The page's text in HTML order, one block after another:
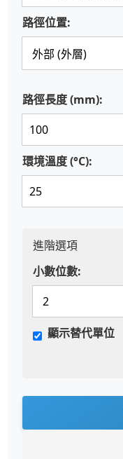
路徑位置:
路徑長度 (mm):
環境溫度 (°C):
進階選項
小數位數:
顯示替代單位